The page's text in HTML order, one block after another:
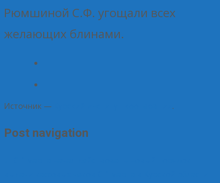
Рюмшиной С.Ф. угощали всех
желающих блинами.
Источник — .
Post navigation